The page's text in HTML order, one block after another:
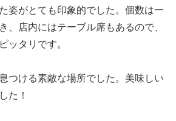
姿がとても印象的でした。個数は一
、店内にはテーブル席もあるので、
ッタリです。
つける素敵な場所でした。美味しい
た！